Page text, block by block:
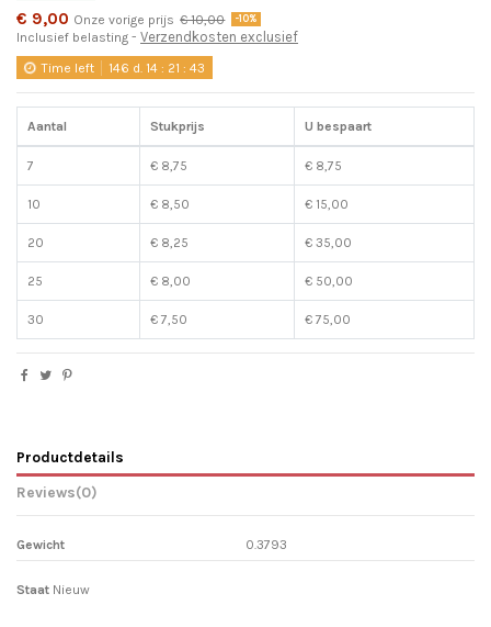
€ 9,00 Onze vorige prijs € 10,00 -10%
Inclusief belasting Verzendkosten exclusief
Time left 146 d. 14 : 21 :43
Aantal Stukprijs U bespaart
7 € 8,75 € 8,75
10 € 8,50 € 15,00
20 € 8,25 € 35,00
25 € 8,00 € 50,00
30 € 7,50 € 75,00
Productdetails
Reviews(0)
Gewicht 0.3793
Staat Nieuw